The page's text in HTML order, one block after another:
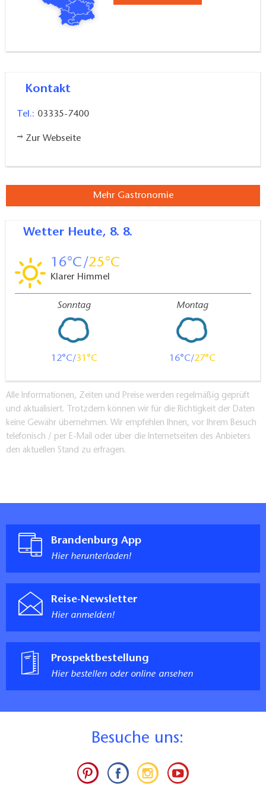
Kontakt
Tel.: 03335-7400
Zur Webseite
Mehr Gastronomie
Wetter Heute, 8. 8.
16 25
Klarer Himmel
Sonntag
12 31
Montag
16 27
Alle Informationen, Zeiten und Preise werden regelmäßig geprüft
und aktualisiert. Trotzdem können wir für die Richtigkeit der Daten
keine Gewähr übernehmen. Wir empfehlen Ihnen, vor Ihrem Besuch
telefonisch / per E-Mail oder über die Internetseiten des Anbieters
den aktuellen Stand zu erfragen.
Brandenburg App
Hier herunterladen!
Reise-Newsletter
Hier anmelden!
Prospektbestellung
Hier bestellen oder online ansehen
Besuche uns: